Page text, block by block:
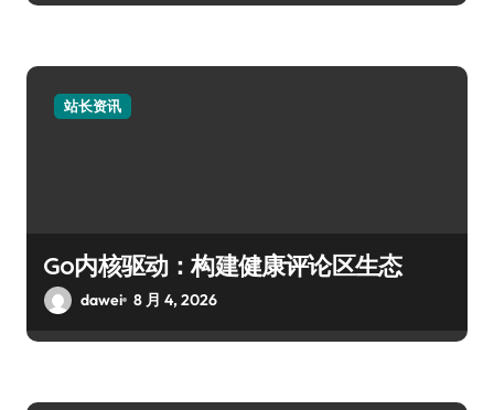
站长资讯
Go内核驱动：构建健康评论区生态
dawei 8 月 4, 2026